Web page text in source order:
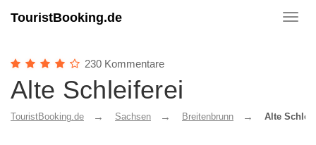
TouristBooking.de
230 Kommentare
Alte Schleiferei
TouristBooking.de Sachsen Breitenbrunn Alte